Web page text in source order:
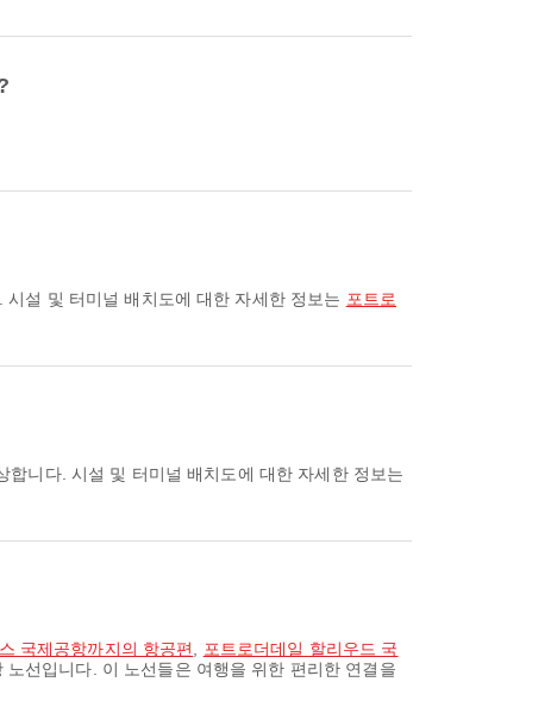
시설 및 터미널 배치도에 대한 자세한 정보는 포트로
합니다. 시설 및 터미널 배치도에 대한 자세한 정보는
국제공항까지의 항공편
포트로더데일 할리우드 국
선입니다. 이 노선들은 여행을 위한 편리한 연결을